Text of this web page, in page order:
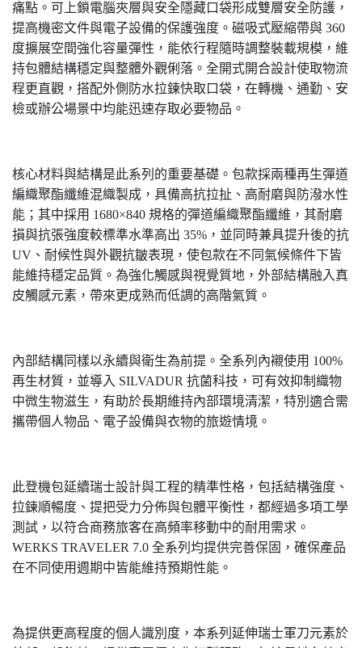
痛點。可上鎖電腦夾層與安全隱藏口袋形成雙層安全防護，
提高機密文件與電子設備的保護強度。磁吸式壓縮帶與 360
度擴展空間強化容量彈性，能依行程隨時調整裝載規模，維
持包體結構穩定與整體外觀俐落。全開式開合設計使取物流
程更直觀，搭配外側防水拉鍊快取口袋，在轉機、通勤、安
檢或辦公場景中均能迅速存取必要物品。
核心材料與結構是此系列的重要基礎。包款採兩種再生彈道
編織聚酯纖維混織製成，具備高抗拉扯、高耐磨與防潑水性
能；其中採用 1680×840 規格的彈道編織聚酯纖維，其耐磨
損與抗張強度較標準水準高出 35% ，並同時兼具提升後的抗
UV 、耐候性與外觀抗皺表現，使包款在不同氣候條件下皆
能維持穩定品質。為強化觸感與視覺質地，外部結構融入真
皮觸感元素，帶來更成熟而低調的高階氣質。
內部結構同樣以永續與衛生為前提。全系列內襯使用 100%
再生材質，並導入 SILVADUR 抗菌科技，可有效抑制織物
中微生物滋生，有助於長期維持內部環境清潔，特別適合需
攜帶個人物品、電子設備與衣物的旅遊情境。
此登機包延續瑞士設計與工程的精準性格，包括結構強度、
拉鍊順暢度、提把受力分佈與包體平衡性，都經過多項工學
測試，以符合商務旅客在高頻率移動中的耐用需求。
WERKS TRAVELER 7.0 全系列均提供完善保固，確保產品
在不同使用週期中皆能維持預期性能。
為提供更高程度的個人識別度，本系列延伸瑞士軍刀元素於